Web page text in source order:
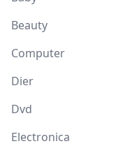
Beauty
Computer
Dier
Dvd
Electronica